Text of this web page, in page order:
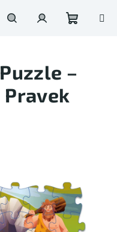
košík
–